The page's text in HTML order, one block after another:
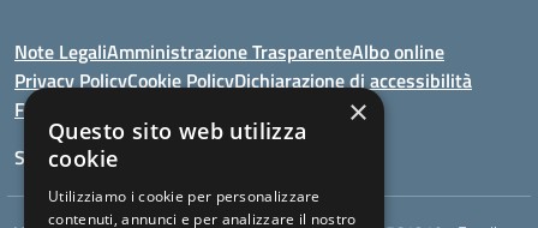
Note LegaliAmministrazione TrasparenteAlbo online
Privacy PolicyCookie PolicyDichiarazione di accessibilità
Feedback
Seguici su:
×
Questo sito web utilizza
cookie
Utilizziamo i cookie per personalizzare
contenuti, annunci e per analizzare il nostro